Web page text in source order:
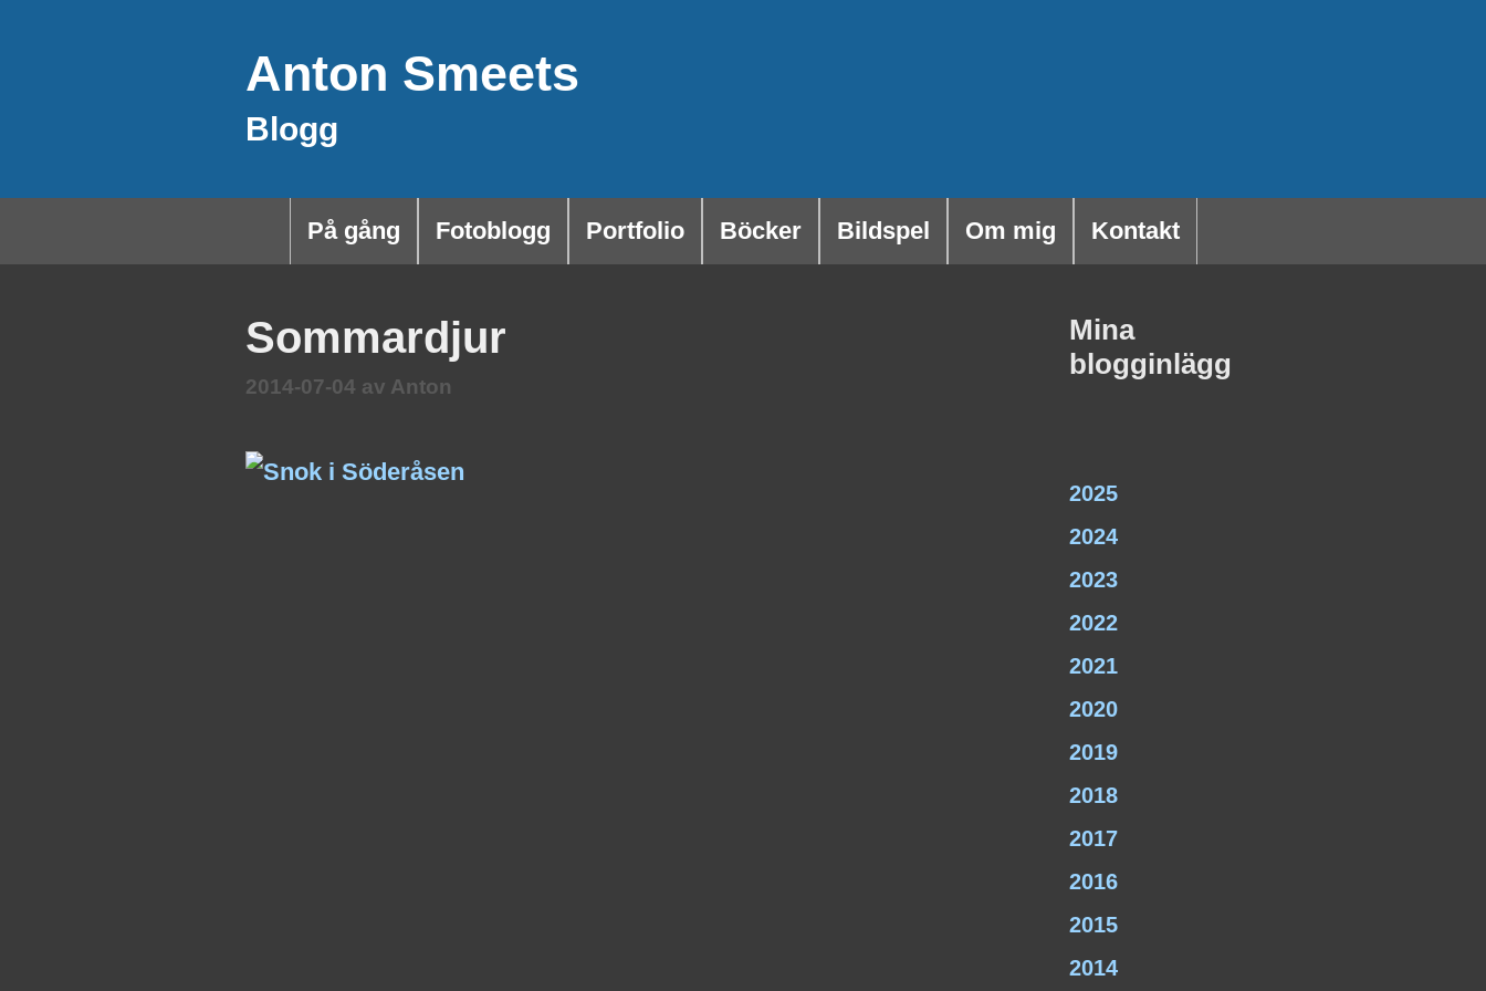
Anton Smeets
Blogg
På gång Fotoblogg Portfolio Böcker Bildspel Om mig Kontakt
Sommardjur
2014-07-04 av Anton
Mina
blogginlägg
2025
2024
2023
2022
2021
2020
2019
2018
2017
2016
2015
2014